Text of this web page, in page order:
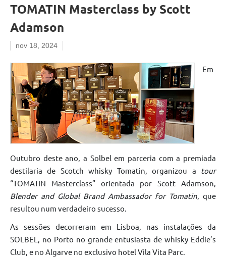
TOMATIN Masterclass by Scott
Adamson
nov 18, 2024
Em
Outubro deste ano, a Solbel em parceria com a premiada
destilaria de Scotch whisky Tomatin, organizou a tour
“TOMATIN Masterclass” orientada por Scott Adamson,
Blender and Global Brand Ambassador for Tomatin , que
resultou num verdadeiro sucesso.
As sessões decorreram em Lisboa, nas instalações da
SOLBEL, no Porto no grande entusiasta de whisky Eddie’s
Club, e no Algarve no exclusivo hotel Vila Vita Parc.